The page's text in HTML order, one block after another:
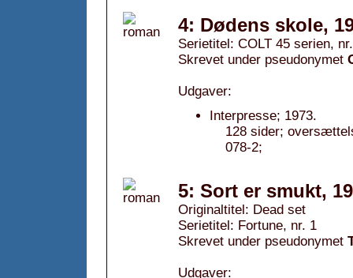
4: Dødens skole,
Serietitel: COLT 45 serien,
Skrevet under pseudonymet
Udgaver:
Interpresse; 1973.
128 sider;
078-2;
5: Sort er smukt,
Originaltitel: Dead set
Serietitel: Fortune, nr. 1
Skrevet under pseudonymet
Udgaver: